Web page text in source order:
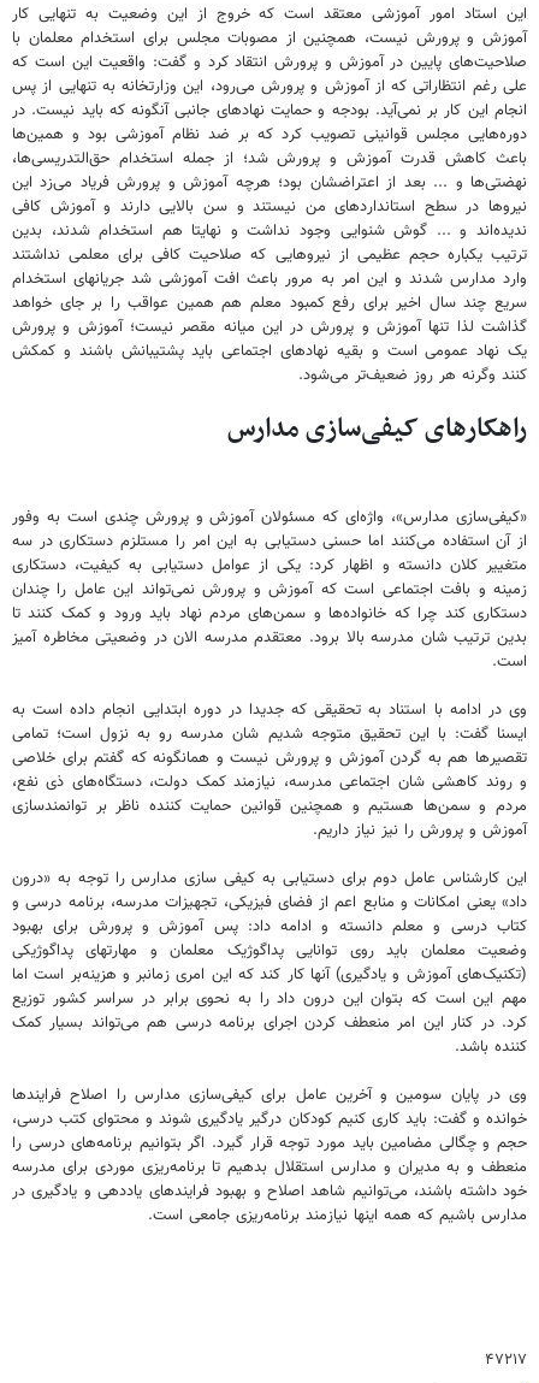
این استاد امور آموزشی معتقد است که خروج از این وضعیت به تنهایی کار
آموزش و پرورش نیست، همچنین از مصوبات مجلس برای استخدام معلمان با
صلاحیت‌های پایین در آموزش و پرورش انتقاد کرد و گفت: واقعیت این است که
علی رغم انتظاراتی که از آموزش و پرورش می‌رود، این وزارتخانه به تنهایی از پس
انجام این کار بر نمی‌آید. بودجه و حمایت نهادهای جانبی آنگونه که باید نیست. در
دوره‌هایی مجلس قوانینی تصویب کرد که بر ضد نظام آموزشی بود و همین‌ها
باعث کاهش قدرت آموزش و پرورش شد؛ از جمله استخدام حق‌التدریسی‌ها،
نهضتی‌ها و ... بعد از اعتراضشان بود؛ هرچه آموزش و پرورش فریاد می‌زد این
نیروها در سطح استانداردهای من نیستند و سن بالایی دارند و آموزش کافی
ندیده‌اند و ... گوش شنوایی وجود نداشت و نهایتا هم استخدام شدند، بدین
ترتیب یکباره حجم عظیمی از نیروهایی که صلاحیت کافی برای معلمی نداشتند
وارد مدارس شدند و این امر به مرور باعث افت آموزشی شد جریانهای استخدام
سریع چند سال اخیر برای رفع کمبود معلم هم همین عواقب را بر جای خواهد
گذاشت لذا تنها آموزش و پرورش در این میانه مقصر نیست؛ آموزش و پرورش
یک نهاد عمومی است و بقیه نهادهای اجتماعی باید پشتیبانش باشند و کمکش
کنند وگرنه هر روز ضعیف‌تر می‌شود.
راهکارهای کیفی‌سازی مدارس
«کیفی‌سازی مدارس»، واژه‌ای که مسئولان آموزش و پرورش چندی است به وفور
از آن استفاده می‌کنند اما حسنی دستیابی به این امر را مستلزم دستکاری در سه
متغییر کلان دانسته و اظهار کرد: یکی از عوامل دستیابی به کیفیت، دستکاری
زمینه و بافت اجتماعی است که آموزش و پرورش نمی‌تواند این عامل را چندان
دستکاری کند چرا که خانواده‌ها و سمن‌های مردم نهاد باید ورود و کمک کنند تا
بدین ترتیب شان مدرسه بالا برود. معتقدم مدرسه الان در وضعیتی مخاطره آمیز
است.
وی در ادامه با استناد به تحقیقی که جدیدا در دوره ابتدایی انجام داده‌ است به
ایسنا گفت: با این تحقیق متوجه شدیم شان مدرسه رو به نزول است؛ تمامی
تقصیرها هم به گردن آموزش و پرورش نیست و همانگونه که گفتم برای خلاصی
و روند کاهشی شان اجتماعی مدرسه، نیازمند کمک دولت، دستگاه‌های ذی نفع،
مردم و سمن‌ها هستیم و همچنین قوانین حمایت کننده ناظر بر توانمندسازی
آموزش و پرورش را نیز نیاز داریم.
این کارشناس عامل دوم برای دستیابی به کیفی سازی مدارس را توجه به «درون
داد» یعنی امکانات و منابع اعم از فضای فیزیکی، تجهیزات مدرسه، برنامه درسی و
کتاب درسی و معلم دانسته و ادامه داد: پس آموزش و پرورش برای بهبود
وضعیت معلمان باید روی توانایی پداگوژیک معلمان و مهارتهای پداگوژیکی
(تکنیک‌های آموزش و یادگیری) آنها کار کند که این امری زمانبر و هزینه‌بر است اما
مهم این است که بتوان این درون داد را به نحوی برابر در سراسر کشور توزیع
کرد. در کنار این امر منعطف کردن اجرای برنامه درسی هم می‌تواند بسیار کمک
کننده باشد.
وی در پایان سومین و آخرین عامل برای کیفی‌سازی مدارس را اصلاح فرایندها
خوانده و گفت: باید کاری کنیم کودکان درگیر یادگیری شوند و محتوای کتب درسی،
حجم و چگالی مضامین باید مورد توجه قرار گیرد. اگر بتوانیم برنامه‌های درسی را
منعطف و به مدیران و مدارس استقلال بدهیم تا برنامه‌ریزی موردی برای مدرسه
خود داشته باشند، می‌توانیم شاهد اصلاح و بهبود فرایندهای یاددهی و یادگیری در
مدارس باشیم که همه اینها نیازمند برنامه‌ریزی جامعی است.
۴۷۲۱۷